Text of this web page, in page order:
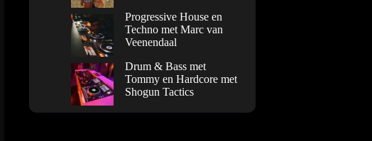
Progressive House en
Techno met Marc van
Veenendaal
Drum & Bass met
Tommy en Hardcore met
Shogun Tactics